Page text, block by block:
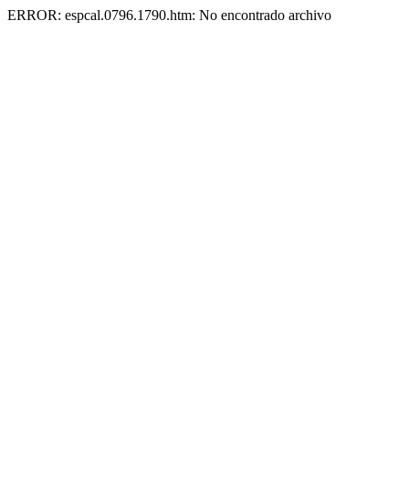
ERROR: espcal.0796.1790.htm: No encontrado archivo